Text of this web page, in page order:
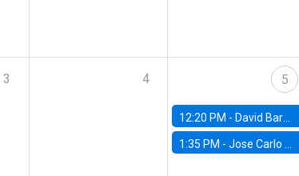
3 4 5
12:20 PM - David Bardey, Universidad de los Andes - CEDE
1:35 PM -Jose Carlo Bermudez, UC (ME) & World Bank